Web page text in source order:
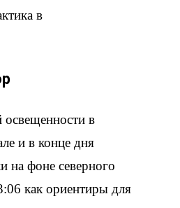
в
освещенности в
и в конце дня
на фоне северного
как ориентиры для